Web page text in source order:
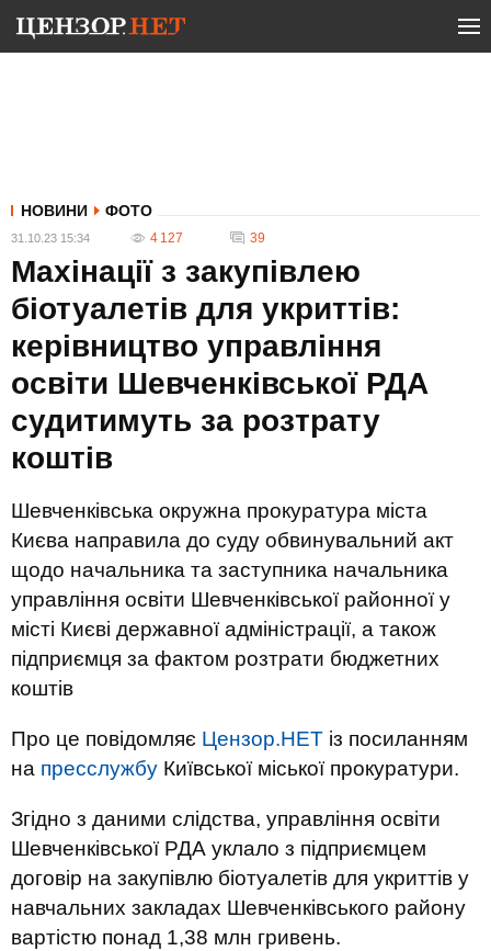
НОВИНИ ФОТО
31.10.23 15:34 4 127 39
Махінації з закупівлею
біотуалетів для укриттів:
керівництво управління
освіти Шевченківської РДА
судитимуть за розтрату
коштів
Шевченківська окружна прокуратура міста
Києва направила до суду обвинувальний акт
щодо начальника та заступника начальника
управління освіти Шевченківської районної у
місті Києві державної адміністрації, а також
підприємця за фактом розтрати бюджетних
коштів
Про це повідомляє Цензор.НЕТ із посиланням
на пресслужбу Київської міської прокуратури.
Згідно з даними слідства, управління освіти
Шевченківської РДА уклало з підприємцем
договір на закупівлю біотуалетів для укриттів у
навчальних закладах Шевченківського району
вартістю понад 1,38 млн гривень.